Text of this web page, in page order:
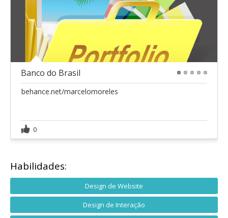
Banco do Brasil
behance.net/marcelomoreles
0
Habilidades:
Design de Website
Design de Interação